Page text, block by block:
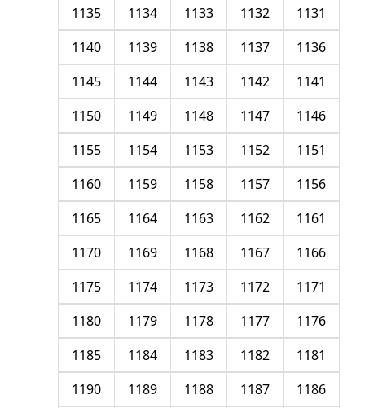
1131
1132
1133
1134
1135
1136
1137
1138
1139
1140
1141
1142
1143
1144
1145
1146
1147
1148
1149
1150
1151
1152
1153
1154
1155
1156
1157
1158
1159
1160
1161
1162
1163
1164
1165
1166
1167
1168
1169
1170
1171
1172
1173
1174
1175
1176
1177
1178
1179
1180
1181
1182
1183
1184
1185
1186
1187
1188
1189
1190